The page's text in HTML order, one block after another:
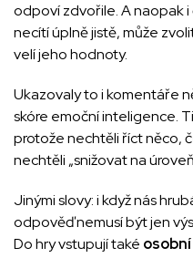
odpoví zdvořile. A naopak
necítí úplně jistě, může
velí jeho hodnoty.
Ukazovaly to i komentáře
skóre emoční inteligence.
protože nechtěli říct něco,
nechtěli „snižovat na
Jinými slovy: i když nás
odpověď nemusí být jen
Do hry vstupují také